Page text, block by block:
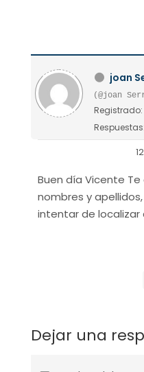
joan
(@joan
Buen día Vicente
nombres y
Dejar una